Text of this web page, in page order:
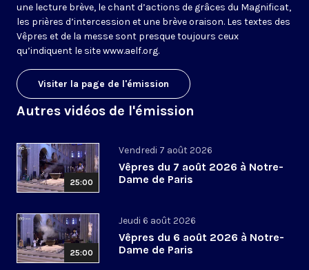
une lecture brève, le chant d’actions de grâces du Magnificat,
les prières d’intercession et une brève oraison. Les textes des
Vêpres et de la messe sont presque toujours ceux
qu’indiquent le sitewww.aelf.org.
Visiter la page de l'émission
Autres vidéos de l'émission
25:00
Vendredi 7 août 2026
Vêpres du 7 août 2026 à Notre-
Dame de Paris
25:00
Jeudi 6 août 2026
Vêpres du 6 août 2026 à Notre-
Dame de Paris